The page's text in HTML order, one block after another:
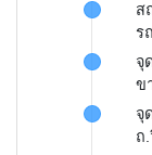
ส
ร
จุ
ข
จุ
ถ